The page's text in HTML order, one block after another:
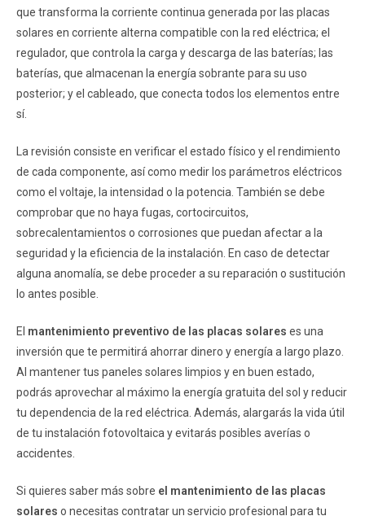
que transforma la corriente continua generada por las placas
solares en corriente alterna compatible con la red eléctrica; el
regulador, que controla la carga y descarga de las baterías; las
baterías, que almacenan la energía sobrante para su uso
posterior; y el cableado, que conecta todos los elementos entre
sí.
La revisión consiste en verificar el estado físico y el rendimiento
de cada componente, así como medir los parámetros eléctricos
como el voltaje, la intensidad o la potencia. También se debe
comprobar que no haya fugas, cortocircuitos,
sobrecalentamientos o corrosiones que puedan afectar a la
seguridad y la eficiencia de la instalación. En caso de detectar
alguna anomalía, se debe proceder a su reparación o sustitución
lo antes posible.
El mantenimiento preventivo de las placas solares es una
inversión que te permitirá ahorrar dinero y energía a largo plazo.
Al mantener tus paneles solares limpios y en buen estado,
podrás aprovechar al máximo la energía gratuita del sol y reducir
tu dependencia de la red eléctrica. Además, alargarás la vida útil
de tu instalación fotovoltaica y evitarás posibles averías o
accidentes.
Si quieres saber más sobre el mantenimiento de las placas
solares o necesitas contratar un servicio profesional para tu